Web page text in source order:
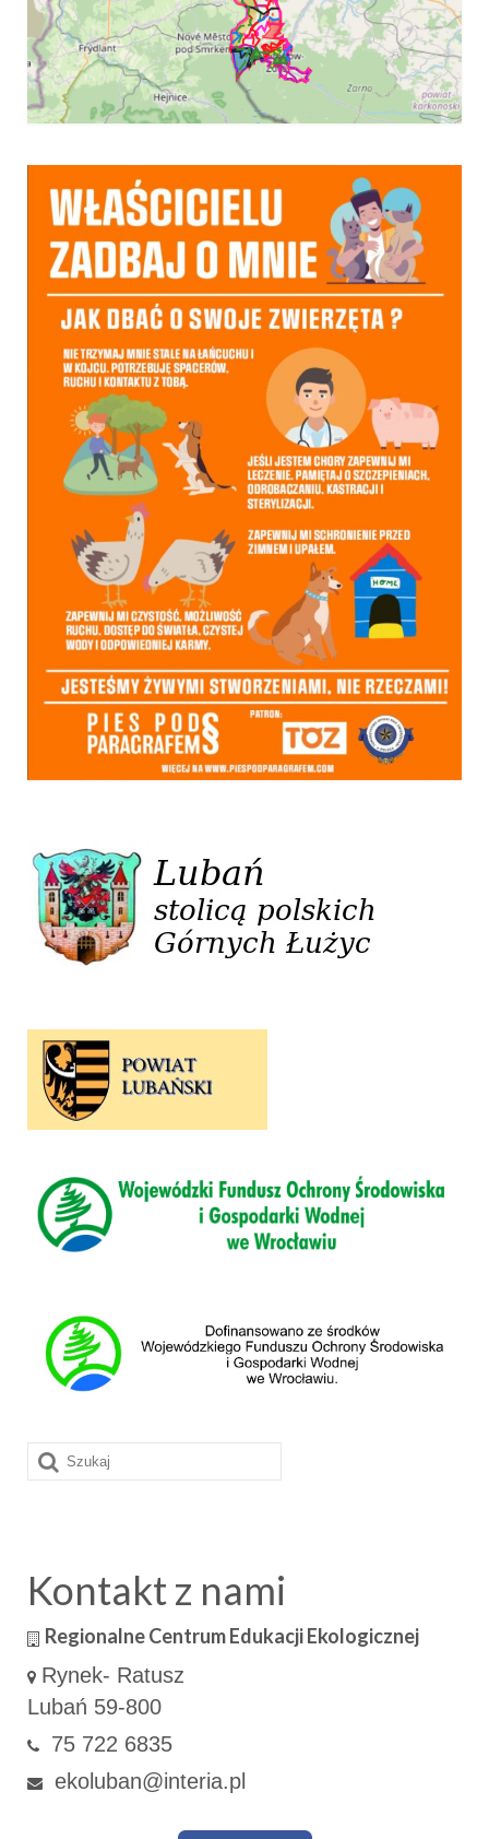
Szuklaj
w:
Kontakt z nami
Regionalne Centrum Edukacji Ekologicznej
Rynek- Ratusz
Lubań 59-800
75 722 6835
ekoluban@interia.pl